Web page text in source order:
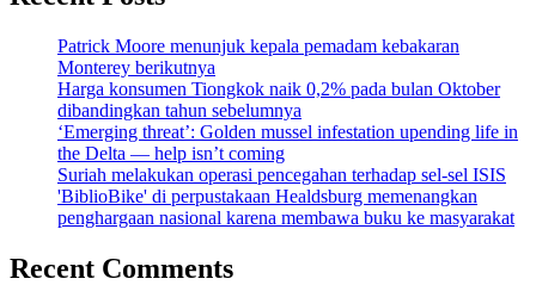
Patrick Moore menunjuk kepala pemadam kebakaran
Monterey berikutnya
Harga konsumen Tiongkok naik 0,2% pada bulan Oktober
dibandingkan tahun sebelumnya
‘Emerging threat’: Golden mussel infestation upending life in
the Delta — help isn’t coming
Suriah melakukan operasi pencegahan terhadap sel-sel ISIS
'BiblioBike' di perpustakaan Healdsburg memenangkan
penghargaan nasional karena membawa buku ke masyarakat
Recent Comments